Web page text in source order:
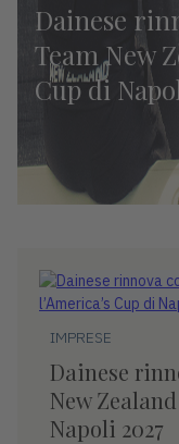
Dainese
Team New
Cup di
IMPRESE
Dainese
New
Napoli 2027